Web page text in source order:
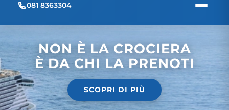
081 8363304
NON È LA CROCIERA
È DA CHI LA PRENOTI
SCOPRI DI PIÙ